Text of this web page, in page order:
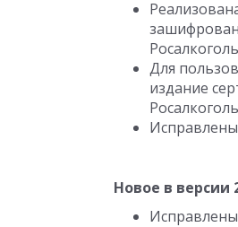
Для
издание
Новое в версии